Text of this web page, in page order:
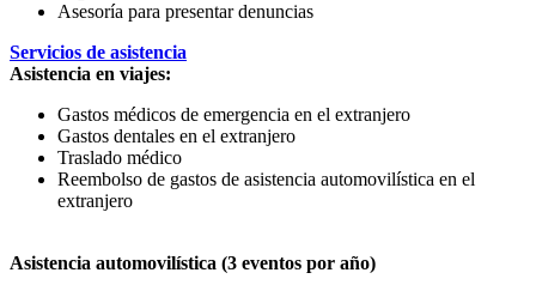
Asesoría para presentar denuncias
Servicios de asistencia
Asistencia en viajes:
Gastos médicos de emergencia en el extranjero
Gastos dentales en el extranjero
Traslado médico
Reembolso de gastos de asistencia automovilística en el
extranjero
Asistencia automovilística (3 eventos por año)